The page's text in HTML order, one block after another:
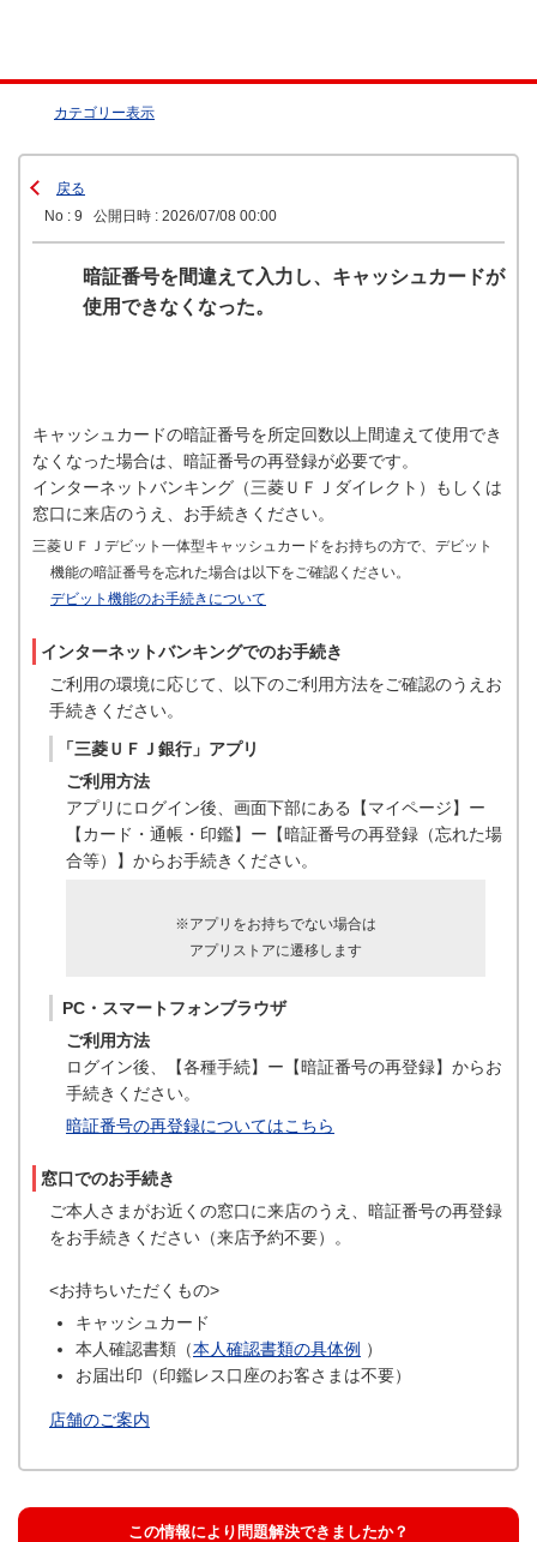
カテゴリー表示
戻る
No : 9
公開日時 : 2026/07/08 00:00
暗証番号を間違えて入力し、キャッシュカードが
使用できなくなった。
キャッシュカードの暗証番号を所定回数以上間違えて使用でき
なくなった場合は、暗証番号の再登録が必要です。
インターネットバンキング（三菱ＵＦＪダイレクト）もしくは
窓口に来店のうえ、お手続きください。
三菱ＵＦＪデビット一体型キャッシュカードをお持ちの方で、デビット
機能の暗証番号を忘れた場合は以下をご確認ください。
デビット機能のお手続きについて
インターネットバンキングでのお手続き
ご利用の環境に応じて、以下のご利用方法をご確認のうえお
手続きください。
「三菱ＵＦＪ銀行」アプリ
ご利用方法
アプリにログイン後、画面下部にある【マイページ】ー
【カード・通帳・印鑑】ー【暗証番号の再登録（忘れた場
合等）】からお手続きください。
※アプリをお持ちでない場合は
アプリストアに遷移します
PC・スマートフォンブラウザ
ご利用方法
ログイン後、【各種手続】ー【暗証番号の再登録】からお
手続きください。
暗証番号の再登録についてはこちら
窓口でのお手続き
ご本人さまがお近くの窓口に来店のうえ、暗証番号の再登録
をお手続きください（来店予約不要）。
<お持ちいただくもの>
キャッシュカード
本人確認書類（本人確認書類の具体例 ）
お届出印（印鑑レス口座のお客さまは不要）
店舗のご案内
この情報により問題解決できましたか？